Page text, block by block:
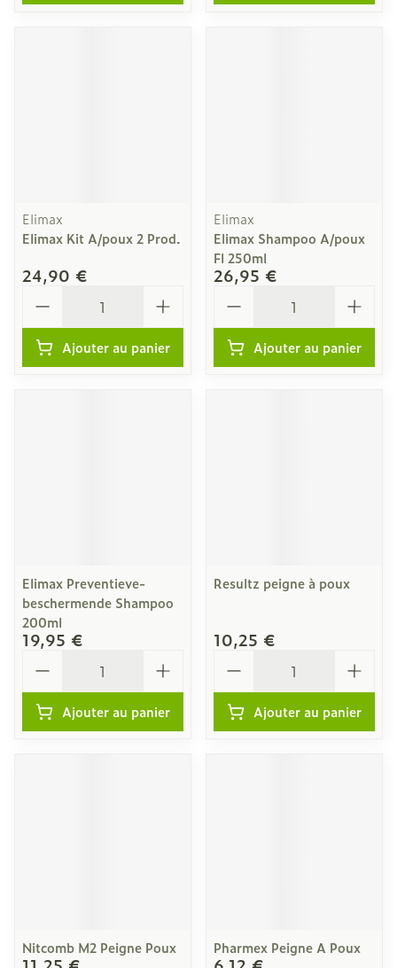
Elimax
Elimax Kit A/poux 2 Prod.
24,90 €
Ajouter au panier
Elimax
Elimax Shampoo A/poux
Fl 250ml
26,95 €
Ajouter au panier
Elimax Preventieve-
beschermende Shampoo
200ml
19,95 €
Ajouter au panier
Resultz peigne à poux
10,25 €
Ajouter au panier
Nitcomb M2 Peigne Poux Pharmex Peigne A Poux